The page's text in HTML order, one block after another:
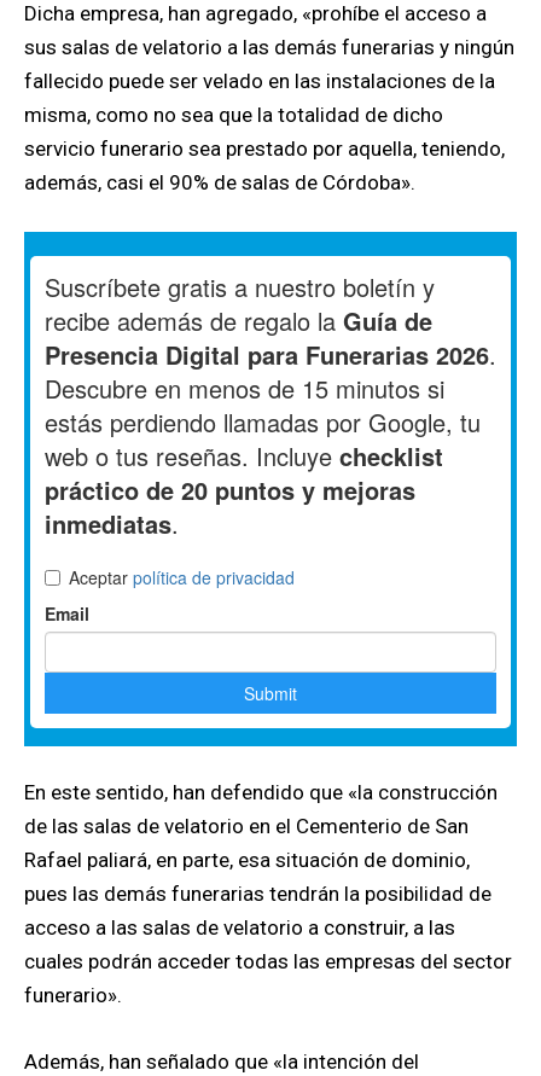
Dicha empresa, han agregado, «prohíbe el acceso a
sus salas de velatorio a las demás funerarias y ningún
fallecido puede ser velado en las instalaciones de la
misma, como no sea que la totalidad de dicho
servicio funerario sea prestado por aquella, teniendo,
además, casi el 90% de salas de Córdoba».
En este sentido, han defendido que «la construcción
de las salas de velatorio en el Cementerio de San
Rafael paliará, en parte, esa situación de dominio,
pues las demás funerarias tendrán la posibilidad de
acceso a las salas de velatorio a construir, a las
cuales podrán acceder todas las empresas del sector
funerario».
Además, han señalado que «la intención del